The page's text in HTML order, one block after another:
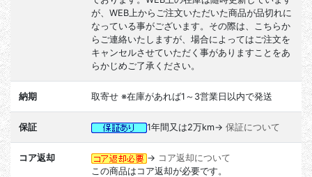
が、WEB上からご注文いただいた商品が品切れに
なっている事がございます。その際は、こちらか
らご連絡いたしますが、場合によってはご注文を
キャンセルさせていただく事がありますことをあ
らかじめご了承ください。
納期 取寄せ ※在庫があれば1～3営業日以内で発送
保証 1年間又は2万km→ 保証について
コア返却 → コア返却について
この商品はコア返却が必要です。